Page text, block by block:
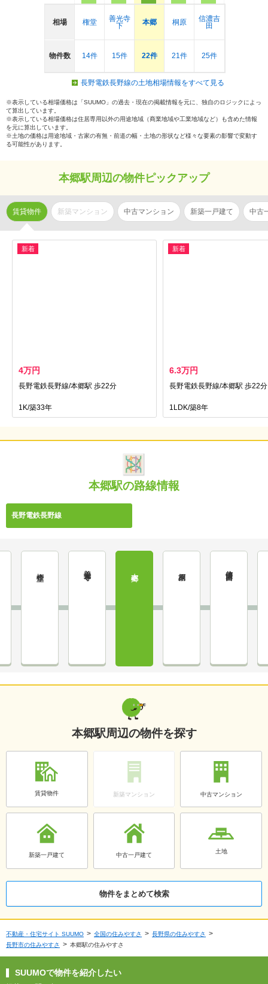
相場
物件数
権堂
14件
善光寺
下
15件
本郷
22件
桐原
21件
信濃吉
田
25件
長野電鉄長野線の土地相場情報をすべて見る
※表示している相場価格は「SUUMO」の過去・現在の掲載情報を元に、独自のロジックによっ
て算出しています。
※表示している相場価格は住居専用以外の用途地域（商業地域や工業地域など）も含めた情報
を元に算出しています。
※土地の価格は用途地域・古家の有無・前道の幅・土地の形状など様々な要素の影響で変動す
る可能性があります。
本郷駅周辺の物件ピックアップ
賃貸物件 新築マンション 中古マンション 新築一戸建て 中古
新着
4万円
長野電鉄長野線/本郷駅 歩22分
1K/築33年
新着
6.3万円
長野電鉄長野線/本郷駅 歩22分
1LDK/築8年
本郷駅の路線情報
長野電鉄長野線
本郷駅周辺の物件を探す
賃貸物件 新築マンション 中古マンション
新築一戸建て 中古一戸建て
土地
物件をまとめて検索
不動産・住宅サイト SUUMO 全国の住みやすさ
長野県の住みやすさ
長野市の住みやすさ
本郷駅の住みやすさ
SUUMOで物件を紹介したい